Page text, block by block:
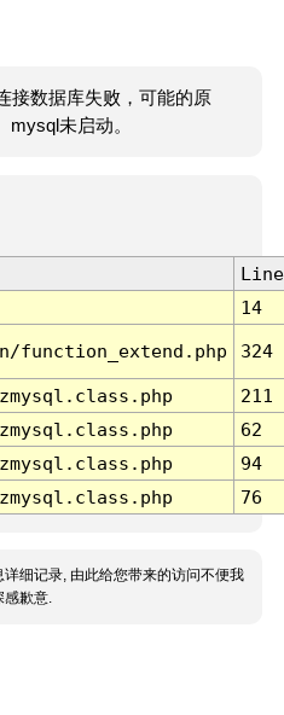
接数据库失败，可能的原
mysql未启动。
Line
14
function_extend.php 324
211
62
94
76
详细记录, 由此给您带来的访问不便我
感歉意.